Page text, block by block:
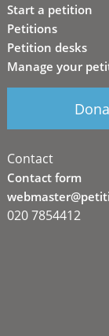
Start a petition
Petitions
Petition desks
Manage your
Contact
Contact form
020 7854412